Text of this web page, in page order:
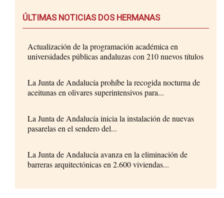
ÚLTIMAS NOTICIAS DOS HERMANAS
Actualización de la programación académica en
universidades públicas andaluzas con 210 nuevos títulos
La Junta de Andalucía prohíbe la recogida nocturna de
aceitunas en olivares superintensivos para...
La Junta de Andalucía inicia la instalación de nuevas
pasarelas en el sendero del...
La Junta de Andalucía avanza en la eliminación de
barreras arquitectónicas en 2.600 viviendas...